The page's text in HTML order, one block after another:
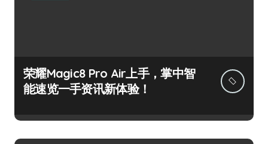
荣耀Magic8 Pro Air上手，掌中智
能速览一手资讯新体验！